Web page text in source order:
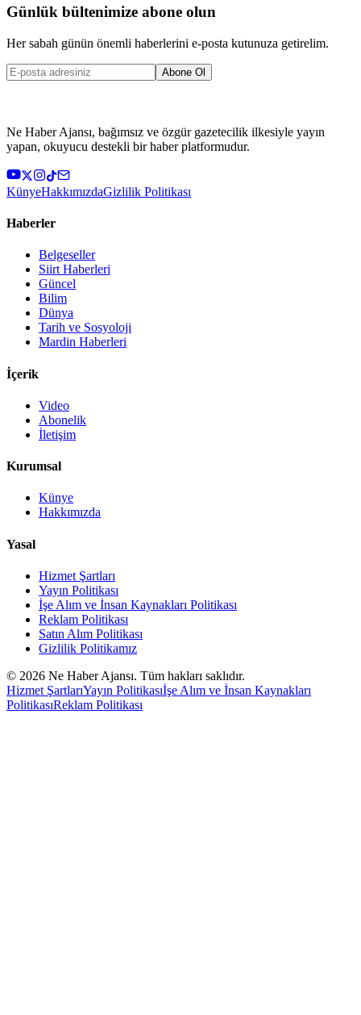
Günlük bültenimize abone olun
Her sabah günün önemli haberlerini e-posta kutunuza getirelim.
Abone Ol
Ne Haber Ajansı, bağımsız ve özgür gazetecilik ilkesiyle yayın
yapan, okuyucu destekli bir haber platformudur.
KünyeHakkımızdaGizlilik Politikası
Haberler
Belgeseller
Siirt Haberleri
Güncel
Bilim
Dünya
Tarih ve Sosyoloji
Mardin Haberleri
İçerik
Video
Abonelik
İletişim
Kurumsal
Künye
Hakkımızda
Yasal
Hizmet Şartları
Yayın Politikası
İşe Alım ve İnsan Kaynakları Politikası
Reklam Politikası
Satın Alım Politikası
Gizlilik Politikamız
© 2026 Ne Haber Ajansı. Tüm hakları saklıdır.
Hizmet ŞartlarıYayın Politikasıİşe Alım ve İnsan Kaynakları
PolitikasıReklam Politikası